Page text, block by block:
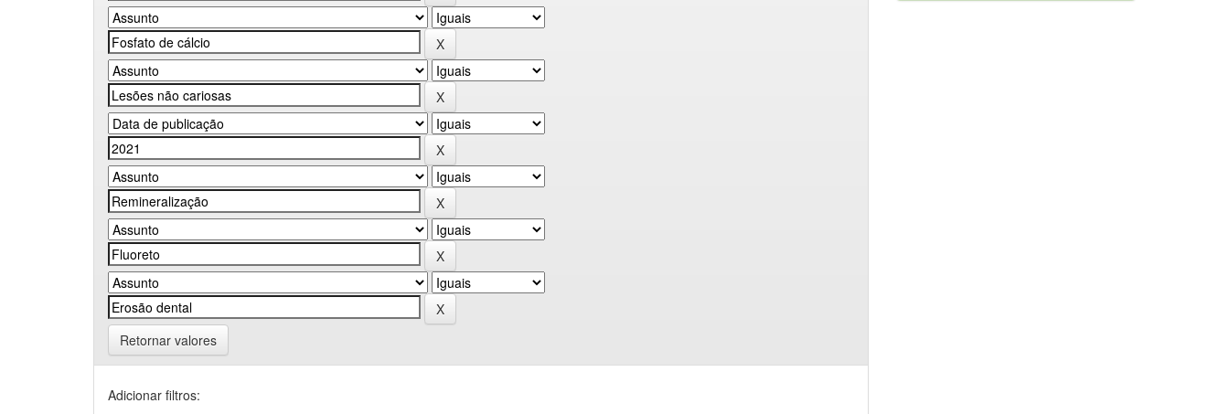
Retornar valores
Adicionar filtros: